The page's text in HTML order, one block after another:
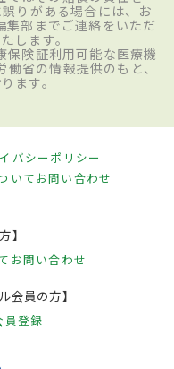
りがある場合には、お
集部までご連絡をいただ
します。
保険証利用可能な医療機
省の情報提供のもと、
ます。
バシーポリシー
いてお問い合わせ
】
お問い合わせ
会員の方】
員登録